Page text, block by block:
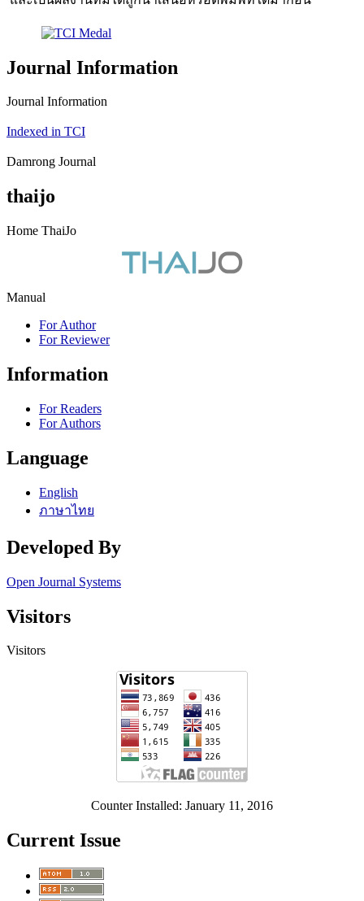
Journal Information
Journal Information
Indexed in TCI
Damrong Journal
thaijo
Home ThaiJo
Manual
For Author
For Reviewer
Information
For Readers
For Authors
Language
English
ภาษาไทย
Developed By
Open Journal Systems
Visitors
Visitors
Counter Installed: January 11, 2016
Current Issue